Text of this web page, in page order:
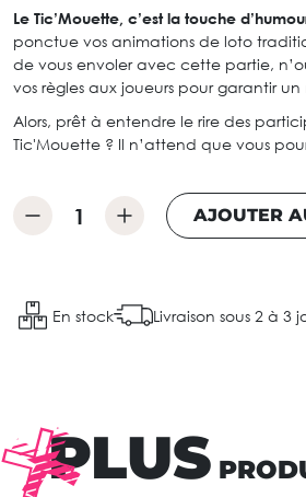
Le Tic’Mouette, c’est la touche
ponctue vos animations de loto
de vous envoler avec cette partie,
vos règles aux joueurs pour garantir
Alors, prêt à entendre le rire des
Tic'Mouette ? Il n’attend que vous
AJOUTER
En stock Livraison sous 2 à 3
PLUS